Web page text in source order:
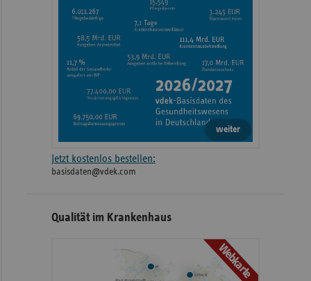
weiter
Jetzt kostenlos bestellen:
basisdaten@vdek.com
Qualität im Krankenhaus
Webkarte